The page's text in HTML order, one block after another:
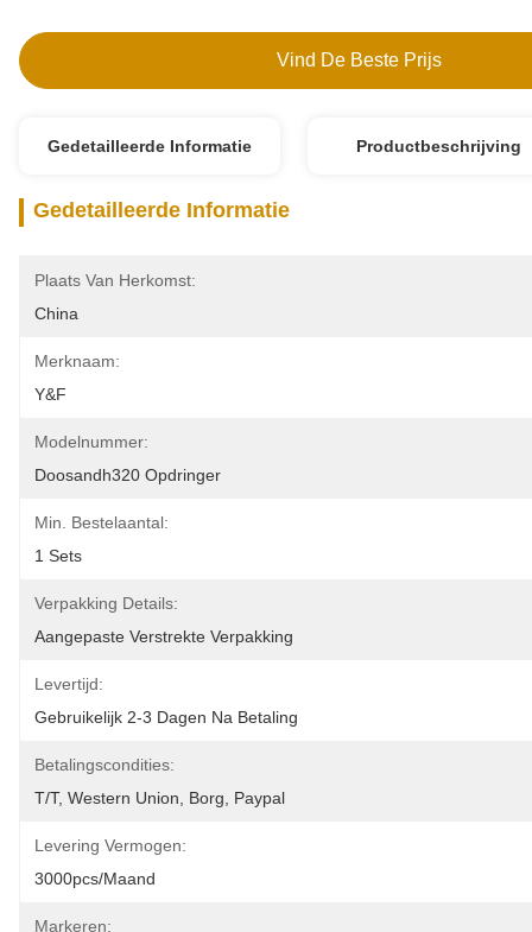
Vind De Beste Prijs
Gedetailleerde Informatie Productbeschrijving
Gedetailleerde Informatie
Plaats Van Herkomst:
China
Merknaam:
Y&F
Modelnummer:
Doosandh320 Opdringer
Min. Bestelaantal:
1 Sets
Verpakking Details:
Aangepaste Verstrekte Verpakking
Levertijd:
Gebruikelijk 2-3 Dagen Na Betaling
Betalingscondities:
T/T, Western Union, Borg, Paypal
Levering Vermogen:
3000pcs/maand
Markeren: